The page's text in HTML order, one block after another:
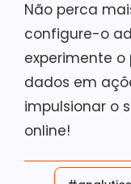
Não perca
configure-o
experimente
dados em
impulsionar o
online!